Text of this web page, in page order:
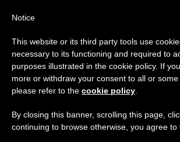
ETIQUETA
Posts Tagged
‘encubridores’
Aviso importante
Del 27 de julio al 7 de agosto
anual, aprovechando que en el
se generan menos informaciones y
Notice
This website or its third party tools use
necessary to its functioning and required to
purposes illustrated in the cookie policy. If
more or withdraw your consent to all or some
please refer to the cookie policy
By closing this banner, scrolling this page,
continuing to browse otherwise, you agree to